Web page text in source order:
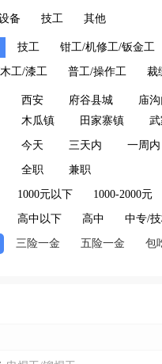
备 技工 其他
技工 钳工/机修工/钣金工
工/漆工 普工/操作工 裁
西安 府谷县城 庙
木瓜镇 田家寨镇
今天 三天内 一周内
全职 兼职
1000元以下 1000-2000元
高中以下 高中 中专/
三险一金 五险一金 包